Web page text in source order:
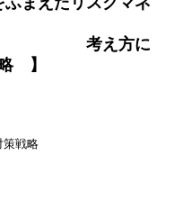
に
】
策戦略